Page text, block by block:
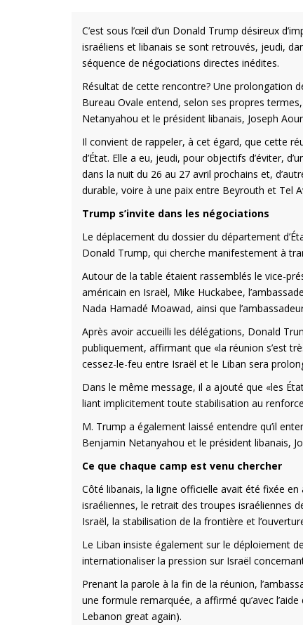
C’est sous l’œil d’un Donald Trump désireux
israéliens et libanais se sont retrouvés, jeudi,
séquence de négociations directes inédites.
Résultat de cette rencontre? Une prolongation
Bureau Ovale entend, selon ses propres
Netanyahou et le président libanais, Joseph
Il convient de rappeler, à cet égard, que cette
d’État. Elle a eu, jeudi, pour objectifs d’éviter,
dans la nuit du 26 au 27 avril prochains et,
durable, voire à une paix entre Beyrouth et Tel
Trump s’invite dans les négociations
Le déplacement du dossier du département
Donald Trump, qui cherche manifestement à
Autour de la table étaient rassemblés le vice-
américain en Israël, Mike Huckabee,
Nada Hamadé Moawad, ainsi que
Après avoir accueilli les délégations, Donald
publiquement, affirmant que «la réunion s’est
cessez-le-feu entre Israël et le Liban sera
Dans le même message, il a ajouté que «les
liant implicitement toute stabilisation au
M. Trump a également laissé entendre qu’il
Benjamin Netanyahou et le président libanais,
Ce que chaque camp est venu chercher
Côté libanais, la ligne officielle avait été fixée
israéliennes, le retrait des troupes israéliennes
Israël, la stabilisation de la frontière et
Le Liban insiste également sur le déploiement
internationaliser la pression sur Israël
Prenant la parole à la fin de la réunion,
une formule remarquée, a affirmé qu’avec
Lebanon great again).